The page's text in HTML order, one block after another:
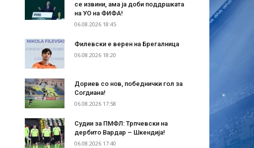
се извини, ама ја доби поддршката
на УО на ФИФА!
06.08.2026 18:45
Филевски е верен на Брегалница
06.08.2026 18:20
Дориев со нов, победнички гол за
Согдиана!
06.08.2026 17:58
Судии за ПМФЛ: Трпчевски на
дербито Вардар – Шкендија!
06.08.2026 17:40